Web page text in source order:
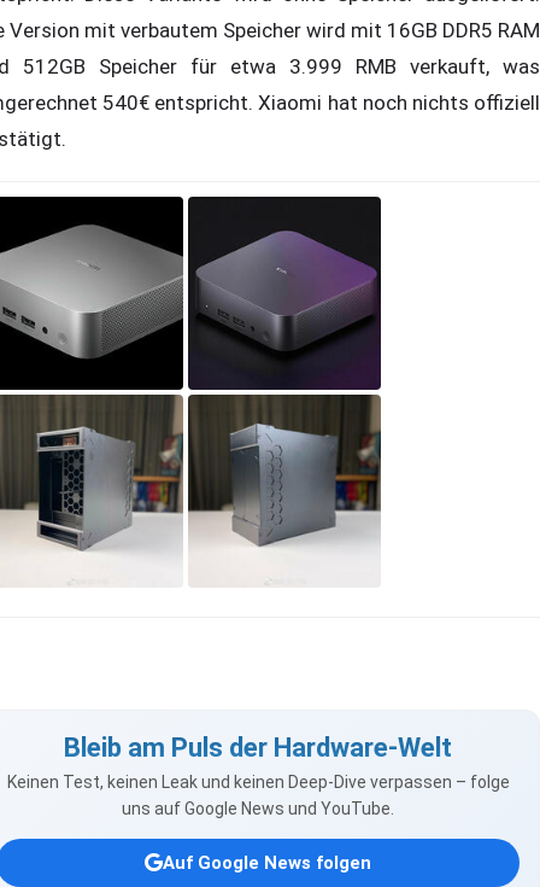
Version mit verbautem Speicher wird mit 16GB DDR5 RAM
512GB Speicher für etwa 3.999 RMB verkauft, was
540€ entspricht. Xiaomi hat noch nichts offiziell
Bleib am Puls der Hardware-Welt
Keinen Test, keinen Leak und keinen Deep-Dive verpassen – folge
uns auf Google News und YouTube.
Auf Google News folgen